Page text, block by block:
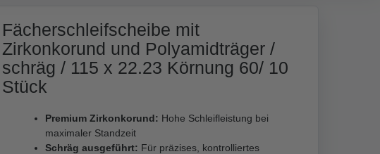
Fächerschleifscheibe mit
Zirkonkorund und Polyamidträger /
schräg / 115 x 22.23 Körnung 60/ 10
Stück
Premium Zirkonkorund: Hohe Schleifleistung bei
maximaler Standzeit
Schräg ausgeführt: Für präzises, kontrolliertes